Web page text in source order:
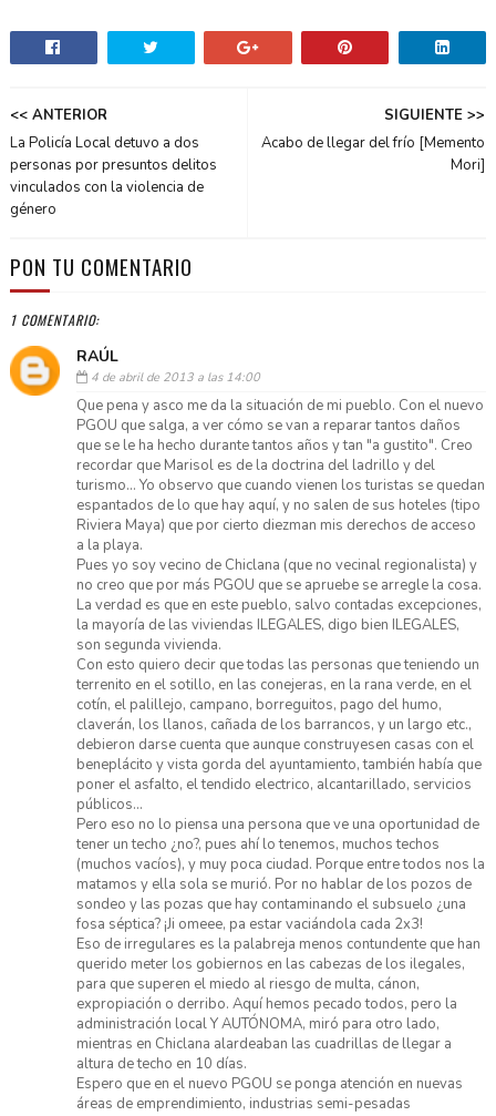
SIGUIENTE >>
Acabo de llegar del frío [Memento
Mori]
<< ANTERIOR
La Policía Local detuvo a dos
personas por presuntos delitos
vinculados con la violencia de
género
PON TU COMENTARIO
1 COMENTARIO:
RAÚL
4 de abril de 2013 a las 14:00
Que pena y asco me da la situación de mi pueblo. Con el nuevo
PGOU que salga, a ver cómo se van a reparar tantos daños
que se le ha hecho durante tantos años y tan "a gustito". Creo
recordar que Marisol es de la doctrina del ladrillo y del
turismo... Yo observo que cuando vienen los turistas se quedan
espantados de lo que hay aquí, y no salen de sus hoteles (tipo
Riviera Maya) que por cierto diezman mis derechos de acceso
a la playa.
Pues yo soy vecino de Chiclana (que no vecinal regionalista) y
no creo que por más PGOU que se apruebe se arregle la cosa.
La verdad es que en este pueblo, salvo contadas excepciones,
la mayoría de las viviendas ILEGALES, digo bien ILEGALES,
son segunda vivienda.
Con esto quiero decir que todas las personas que teniendo un
terrenito en el sotillo, en las conejeras, en la rana verde, en el
cotín, el palillejo, campano, borreguitos, pago del humo,
claverán, los llanos, cañada de los barrancos, y un largo etc.,
debieron darse cuenta que aunque construyesen casas con el
beneplácito y vista gorda del ayuntamiento, también había que
poner el asfalto, el tendido electrico, alcantarillado, servicios
públicos...
Pero eso no lo piensa una persona que ve una oportunidad de
tener un techo ¿no?, pues ahí lo tenemos, muchos techos
(muchos vacíos), y muy poca ciudad. Porque entre todos nos la
matamos y ella sola se murió. Por no hablar de los pozos de
sondeo y las pozas que hay contaminando el subsuelo ¿una
fosa séptica? ¡Ji omeee, pa estar vaciándola cada 2x3!
Eso de irregulares es la palabreja menos contundente que han
querido meter los gobiernos en las cabezas de los ilegales,
para que superen el miedo al riesgo de multa, cánon,
expropiación o derribo. Aquí hemos pecado todos, pero la
administración local Y AUTÓNOMA, miró para otro lado,
mientras en Chiclana alardeaban las cuadrillas de llegar a
altura de techo en 10 días.
Espero que en el nuevo PGOU se ponga atención en nuevas
áreas de emprendimiento, industrias semi-pesadas